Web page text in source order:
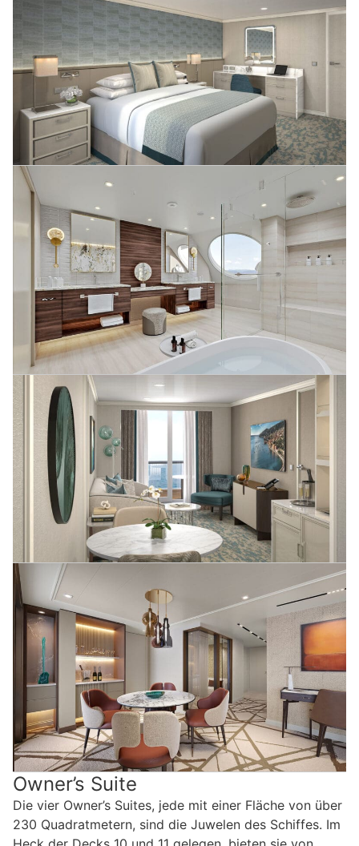
Owner’s Suite
Die vier Owner’s Suites, jede mit einer Fläche von über
230 Quadratmetern, sind die Juwelen des Schiffes. Im